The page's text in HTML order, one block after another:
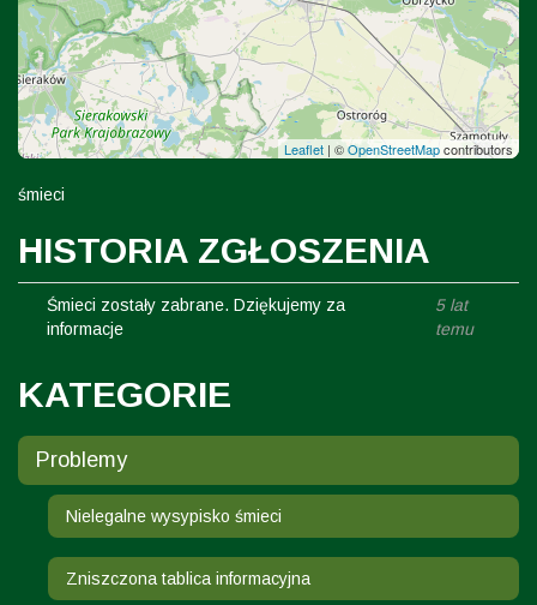
Leaflet | ©OpenStreetMapcontributors
śmieci
HISTORIA ZGŁOSZENIA
Śmieci zostały zabrane. Dziękujemy za
informacje
5 lat
temu
KATEGORIE
Problemy
Nielegalne wysypisko śmieci
Zniszczona tablica informacyjna